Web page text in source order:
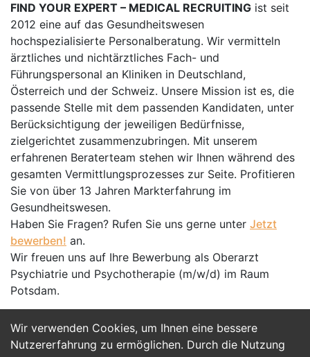
Wir verwenden Cookies, um Ihnen eine bessere
Nutzererfahrung zu ermöglichen. Durch die Nutzung
FIND YOUR EXPERT – MEDICAL RECRUITING ist seit
2012 eine auf das Gesundheitswesen
hochspezialisierte Personalberatung. Wir vermitteln
ärztliches und nichtärztliches Fach- und
Führungspersonal an Kliniken in Deutschland,
Österreich und der Schweiz. Unsere Mission ist es, die
passende Stelle mit dem passenden Kandidaten, unter
Berücksichtigung der jeweiligen Bedürfnisse,
zielgerichtet zusammenzubringen. Mit unserem
erfahrenen Beraterteam stehen wir Ihnen während des
gesamten Vermittlungsprozesses zur Seite. Profitieren
Sie von über 13 Jahren Markterfahrung im
Gesundheitswesen.
Haben Sie Fragen? Rufen Sie uns gerne unter Jetzt
bewerben! an.
Wir freuen uns auf Ihre Bewerbung als Oberarzt
Psychiatrie und Psychotherapie (m/w/d) im Raum
Potsdam.
Jetzt Bewerben